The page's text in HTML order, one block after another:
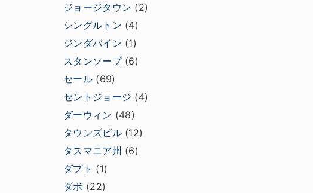
ジョージタウン (2)
シングルトン (4)
ジンダバイン (1)
スタンソープ(6)
セール(69)
セントジョージ (4)
ダーウィン (48)
タウンズビル(12)
タスマニア州 (6)
ダプト (1)
ダボ (22)